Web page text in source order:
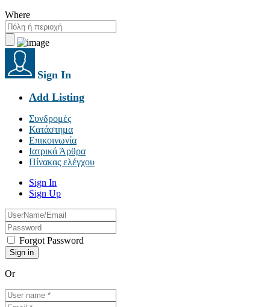
Where
Sign In
Add Listing
Συνδρομές
Κατάστημα
Επικοινωνία
Ιατρικά Άρθρα
Πίνακας ελέγχου
Sign In
Sign Up
Forgot Password
Or